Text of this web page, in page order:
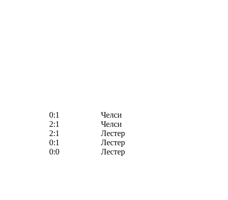
0:1
Челси
2:1
Челси
2:1
Лестер
0:1
Лестер
0:0
Лестер